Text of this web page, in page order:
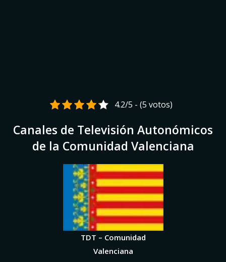
4.2/5 - (5 votos)
Canales de Televisión Autonómicos
de la Comunidad Valenciana
TDT – Comunidad
Valenciana